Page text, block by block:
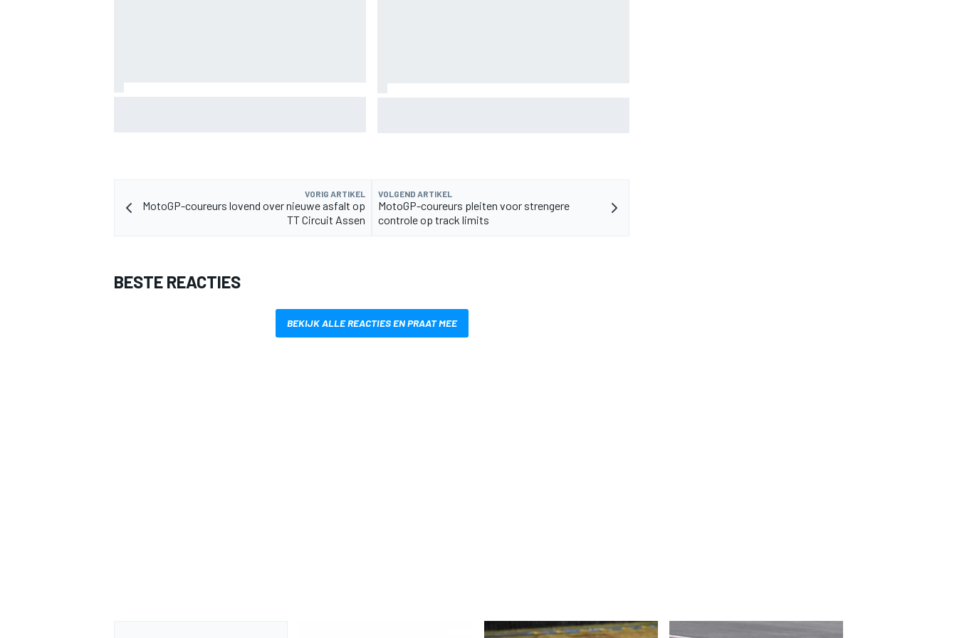
VORIG ARTIKEL
MotoGP-coureurs lovend over nieuwe asfalt op
TT Circuit Assen
VOLGEND ARTIKEL
MotoGP-coureurs pleiten voor strengere
controle op track limits
BESTE REACTIES
BEKIJK ALLE REACTIES EN PRAAT MEE